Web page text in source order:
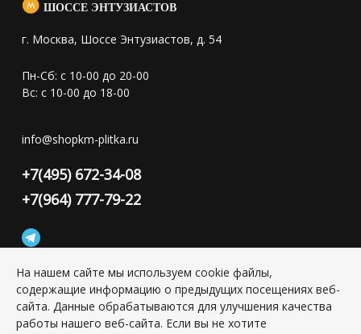
ШОССЕ ЭНТУЗИАСТОВ
г. Москва, Шоссе Энтузиастов, д. 54
Пн-Сб: с 10-00 до 20-00
Вс: с 10-00 до 18-00
info@shopkm-plitka.ru
+7(495) 672-34-08
+7(964) 777-79-22
Конфиденциальность персональной информации
На нашем сайте мы используем cookie файлы,
содержащие информацию о предыдущих посещениях веб-
сайта. Данные обрабатываются для улучшения качества
работы нашего веб-сайта. Если вы не хотите